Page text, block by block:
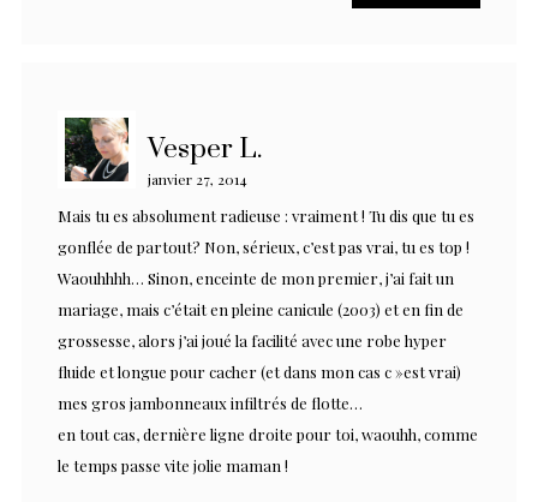
Vesper L.
janvier 27, 2014
Mais tu es absolument radieuse : vraiment ! Tu dis que tu es
gonflée de partout? Non, sérieux, c’est pas vrai, tu es top !
Waouhhhh… Sinon, enceinte de mon premier, j’ai fait un
mariage, mais c’était en pleine canicule (2003) et en fin de
grossesse, alors j’ai joué la facilité avec une robe hyper
fluide et longue pour cacher (et dans mon cas c »est vrai)
mes gros jambonneaux infiltrés de flotte…
en tout cas, dernière ligne droite pour toi, waouhh, comme
le temps passe vite jolie maman !